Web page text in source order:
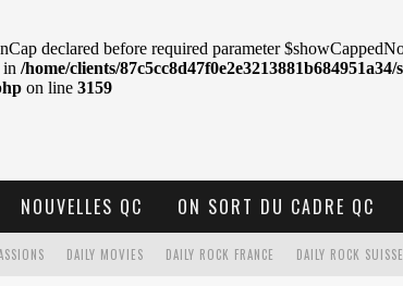
NOUVELLES QC ON SORT DU CADRE QC
DAILY ROCK SUISSE
DAILY ROCK FRANCE
DAILY MOVIES